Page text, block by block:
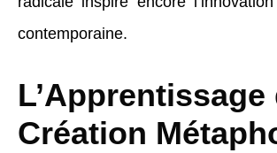
contemporaine.
L’Apprentissage
Création